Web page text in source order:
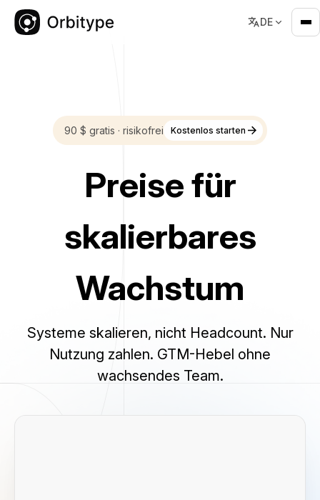
DE
Preise - Orbitype für GTM- und Revenue-Teams
90 $ gratis · risikofrei Kostenlos starten
Preise für
skalierbares
Wachstum
Systeme skalieren, nicht Headcount. Nur
Nutzung zahlen. GTM-Hebel ohne
wachsendes Team.